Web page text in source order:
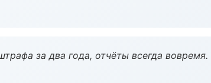
за два года, отчёты всегда вовремя.